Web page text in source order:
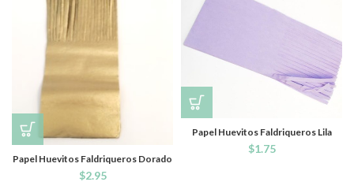
Papel Huevitos Faldriqueros Dorado
$2.95
Papel Huevitos Faldriqueros Lila
$1.75